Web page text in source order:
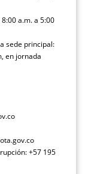
a.m. a 5:00
sede principal:
en jornada
+57 195